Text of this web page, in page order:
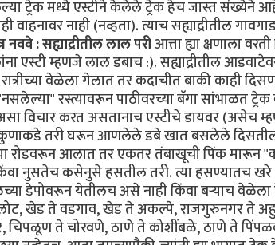
ट्रेक मध्ये एस्टीने केलेले ट्रेक हेच जास्त संख्येने
नाही (नव्हता). त्याच सह्याद्रीतील
नववे : सह्याद्रीतील लाल परीआत्ता ह्या क्षणाला
म्हणजे लाल डबाच :). सह्याद्रीतील
वेळेला गेलात तर कदाचीत बाकी काही
रस्त्यावरून पाठीवरच्या बॅगा सांभाळत
विचार करत असतानाच एस्टीचे डायवर (असेच
तरी घरून आणलेले डबे खात बसलेले
रोडवरून आलात तर एकतर तंबाखूची पिंक मारून
नुसतेच कसेनुसे हसतील तरी. त्या हसण्यातच
डेपोवरून येतीलच असे नाही किंवा बर्‍याच
खेड ते वडगाव, खेड ते अकल्पे, राजगुरुनगर ते
चिपळूण ते चोरवणे, ठाणे ते कोशींबळे, ठाणे ते